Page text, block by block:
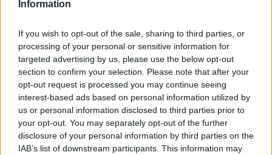
Information
If you wish to opt-out of the sale, sharing to third parties, or
processing of your personal or sensitive information for
targeted advertising by us, please use the below opt-out
section to confirm your selection. Please note that after your
opt-out request is processed you may continue seeing
interest-based ads based on personal information utilized by
us or personal information disclosed to third parties prior to
your opt-out. You may separately opt-out of the further
disclosure of your personal information by third parties on the
IAB’s list of downstream participants. This information may
Amire többmillióan vártunk: szombattól másodfokúra
MAGYAR ÉPÍTŐK
Útépítés